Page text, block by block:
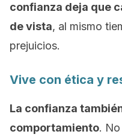
confianza deja que
de vista, al mismo
prejuicios.
Vive con ética y
La confianza
comportamiento.